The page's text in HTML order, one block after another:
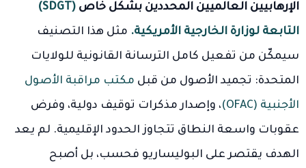
الإرهابيين العالميين المحددين بشكل خاص
(SDGT)
التابعة لوزارة الخارجية الأمريكية. مثل هذا التصنيف
سيمكّن من تفعيل كامل الترسانة القانونية للولايات
المتحدة: تجميد الأصول من قبل مكتب مراقبة الأصول
الأجنبية (OFAC)
، وإصدار مذكرات توقيف دولية، وفرض
عقوبات واسعة النطاق تتجاوز الحدود الإقليمية. لم يعد
الهدف يقتصر على البوليساريو فحسب، بل أصبح